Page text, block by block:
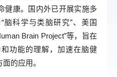
健康。国内外已开展实施多
脑科学与类脑研究”、美国
Brain Project”等，旨在
功能的理解，加速在脑健
的应用。